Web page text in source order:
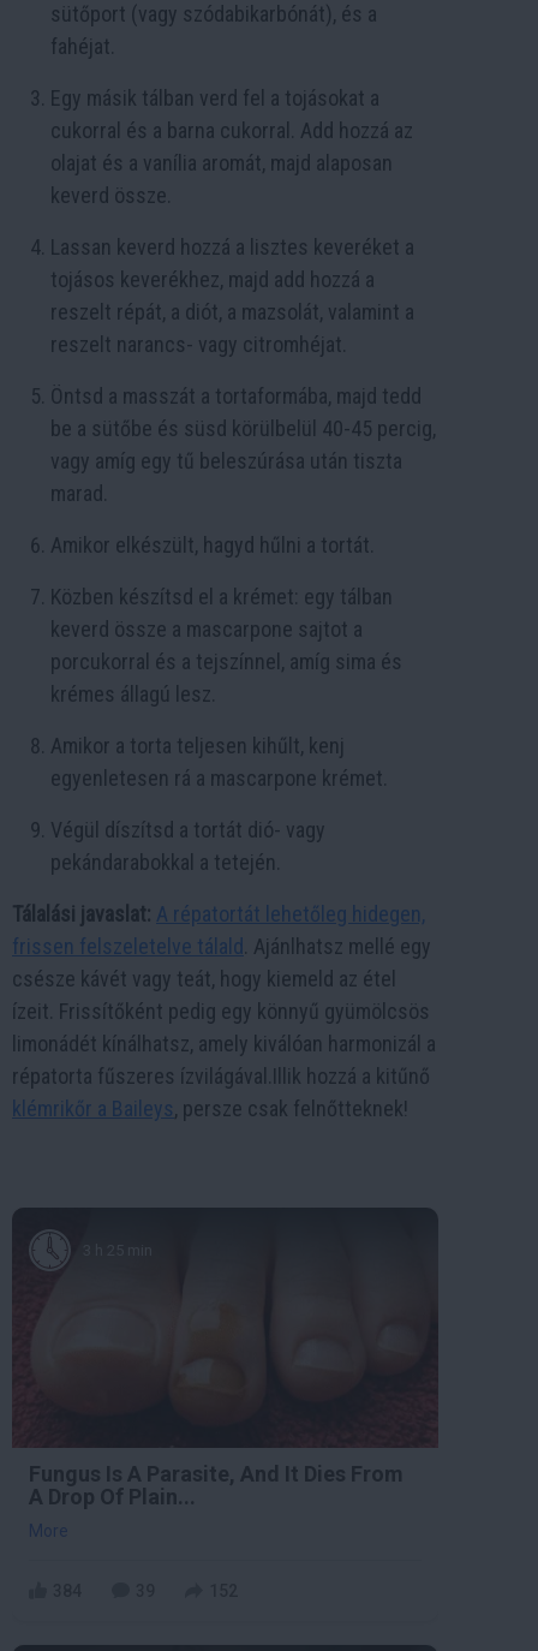
sütőport (vagy szódabikarbónát), és a
fahéjat.
Egy másik tálban verd fel a tojásokat a
cukorral és a barna cukorral. Add hozzá az
olajat és a vanília aromát, majd alaposan
keverd össze.
Lassan keverd hozzá a lisztes keveréket a
tojásos keverékhez, majd add hozzá a
reszelt répát, a diót, a mazsolát, valamint a
reszelt narancs- vagy citromhéjat.
Öntsd a masszát a tortaformába, majd tedd
be a sütőbe és süsd körülbelül 40-45 percig,
vagy amíg egy tű beleszúrása után tiszta
marad.
Amikor elkészült, hagyd hűlni a tortát.
Közben készítsd el a krémet: egy tálban
keverd össze a mascarpone sajtot a
porcukorral és a tejszínnel, amíg sima és
krémes állagú lesz.
Amikor a torta teljesen kihűlt, kenj
egyenletesen rá a mascarpone krémet.
Végül díszítsd a tortát dió- vagy
pekándarabokkal a tetején.
Tálalási javaslat: A répatortát lehetőleg hidegen,
frissen felszeletelve tálald
. Ajánlhatsz mellé egy
csésze kávét vagy teát, hogy kiemeld az étel
ízeit. Frissítőként pedig egy könnyű gyümölcsös
limonádét kínálhatsz, amely kiválóan harmonizál a
répatorta fűszeres ízvilágával.Illik hozzá a kitűnő
klémrikőr a Baileys, persze csak felnőtteknek!
3 h 25 min
Fungus Is A Parasite, And It Dies From
A Drop Of Plain...
More